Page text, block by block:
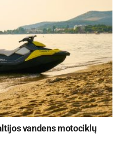
vandens motociklų